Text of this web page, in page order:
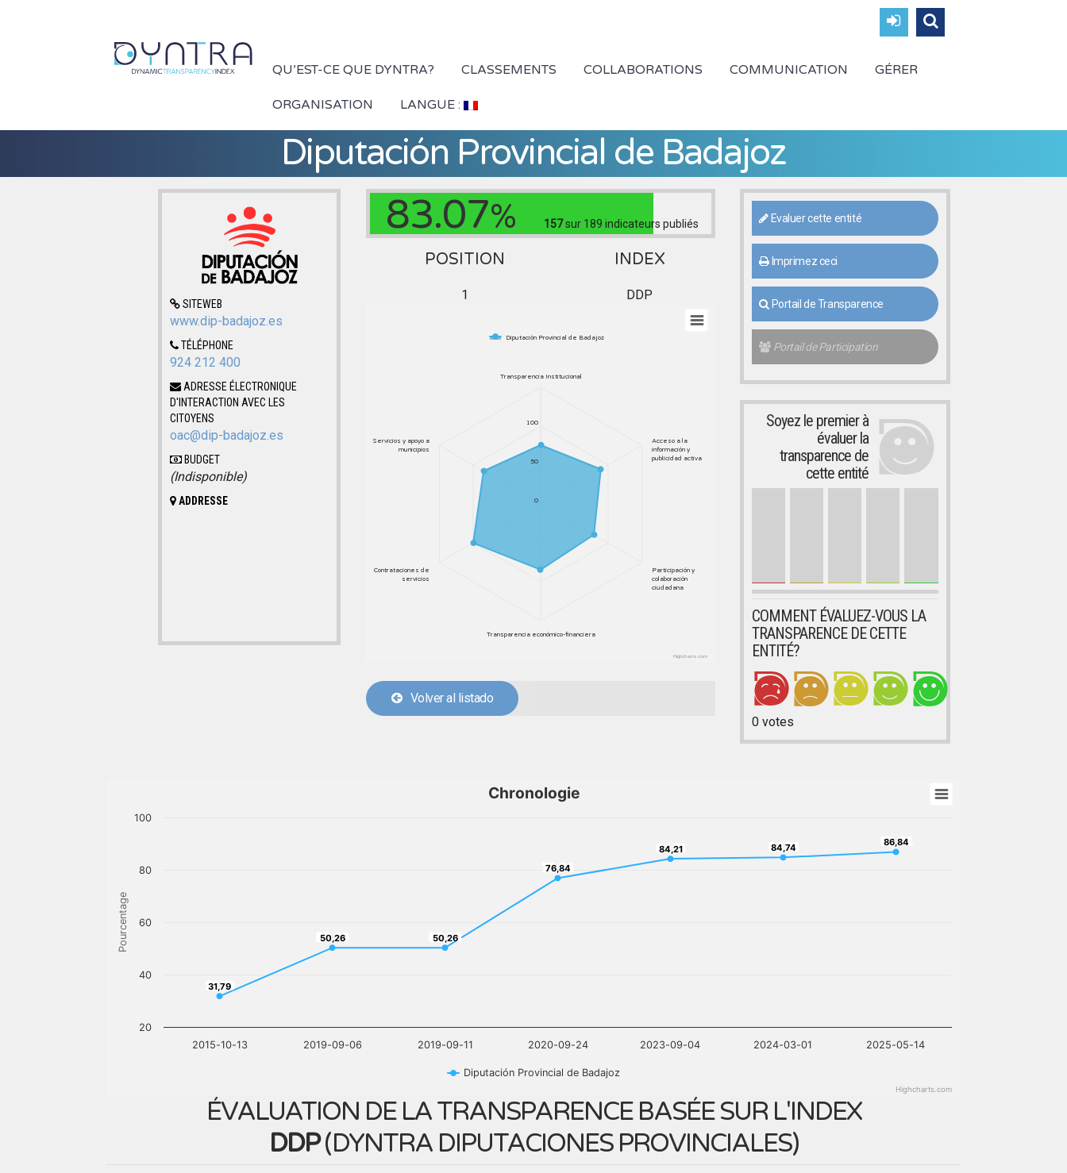
QU’EST-CE QUE DYNTRA? CLASSEMENTS COLLABORATIONS COMMUNICATION GÉRER
ORGANISATION LANGUE :
Diputación Provincial de Badajoz
SITEWEB
www.dip-badajoz.es
TÉLÉPHONE
924 212 400
ADRESSE ÉLECTRONIQUE
D'INTERACTION AVEC LES
CITOYENS
oac@dip-badajoz.es
BUDGET
(Indisponible)
ADDRESSE
83.07% 157sur 189 indicateurs publiés
POSITION INDEX
1 DDP
Diputación Provincial de Badajoz
Transparencia Institucional
Acceso a la
información y
publicidad activa
Participación y
colaboración
ciudadana
Transparencia económico-financiera
Contrataciones de
servicios
Servicios y apoyo a
municipios
0
50
100
Highcharts.com
Volver al listado
Evaluer cette entité
Imprimez ceci
Portail de Transparence
Portail de Participation
Soyez le premier à
évaluer la
transparence de
cette entité
COMMENT ÉVALUEZ-VOUS LA
TRANSPARENCE DE CETTE
ENTITÉ?
0votes
Pourcentage
Chronologie
31,79
31,79
50,26
50,26 50,26
50,26
76,84
76,84
84,21
84,21 84,74
84,74 86,84
86,84
Diputación Provincial de Badajoz
2015-10-13 2019-09-06 2019-09-11 2020-09-24 2023-09-04 2024-03-01 2025-05-14
20
40
60
80
100
Highcharts.com
ÉVALUATION DE LA TRANSPARENCE BASÉE SUR L'INDEX
DDP(DYNTRA DIPUTACIONES PROVINCIALES)